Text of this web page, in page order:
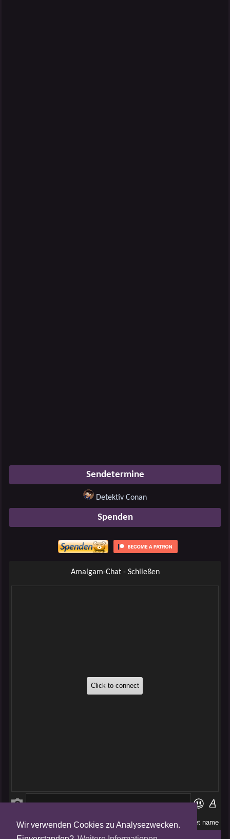
Wir verwenden Cookies zu Analysezwecken.
Sendetermine
Detektiv Conan
Spenden
Amalgam-Chat - Schließen